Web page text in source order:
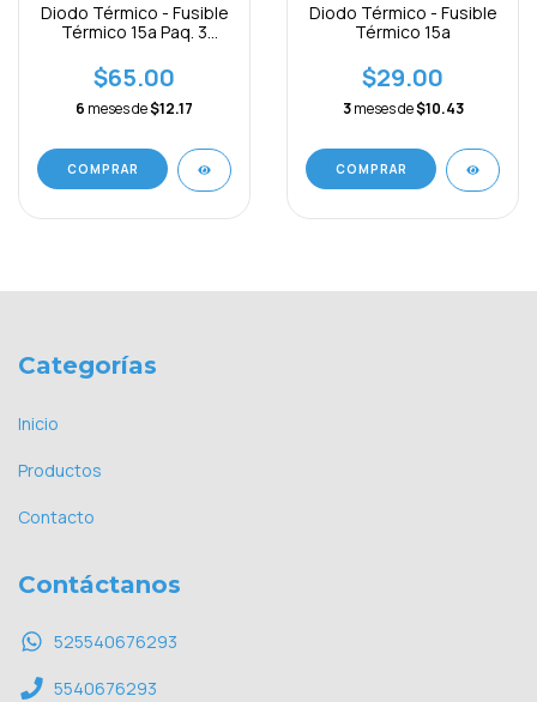
Diodo Térmico - Fusible
Térmico 15a Paq. 3
$65.00
6 meses de$12.17
COMPRAR
Diodo Térmico - Fusible
Térmico 15a
$29.00
3 meses de$10.43
COMPRAR
Categorías
Inicio
Productos
Contacto
Contáctanos
525540676293
5540676293